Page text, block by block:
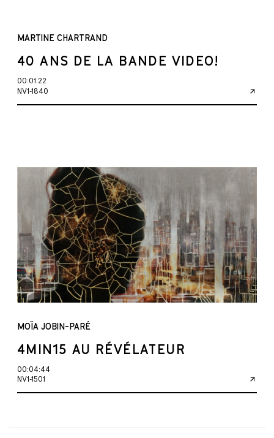
MARTINE CHARTRAND
40 ANS DE LA BANDE VIDEO!
00:01:22
NV1-1840
MOÏA JOBIN-PARÉ
4MIN15 AU RÉVÉLATEUR
00:04:44
NV1-1501